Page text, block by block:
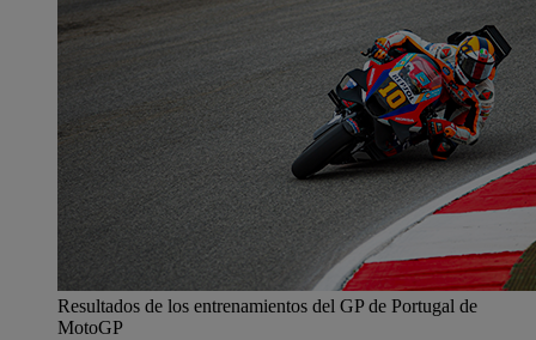
Resultados de los entrenamientos del GP de Portugal de
MotoGP